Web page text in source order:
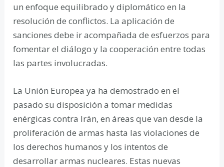
un enfoque equilibrado y diplomático en la
resolución de conflictos. La aplicación de
sanciones debe ir acompañada de esfuerzos para
fomentar el diálogo y la cooperación entre todas
las partes involucradas.
La Unión Europea ya ha demostrado en el
pasado su disposición a tomar medidas
enérgicas contra Irán, en áreas que van desde la
proliferación de armas hasta las violaciones de
los derechos humanos y los intentos de
desarrollar armas nucleares. Estas nuevas